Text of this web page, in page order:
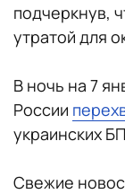
подчеркнув,
утратой для
В ночь на 7
России
украинских
Свежие